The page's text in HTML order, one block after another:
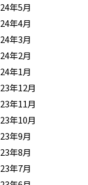
年5月
年4月
年3月
年2月
年1月
年12月
年11月
年10月
年9月
年8月
年7月